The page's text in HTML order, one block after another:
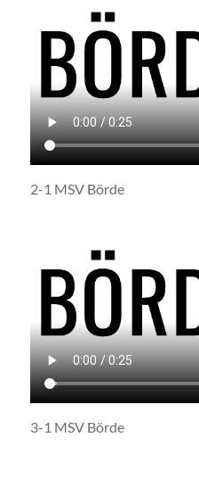
2-1 MSV Börde
3-1 MSV Börde